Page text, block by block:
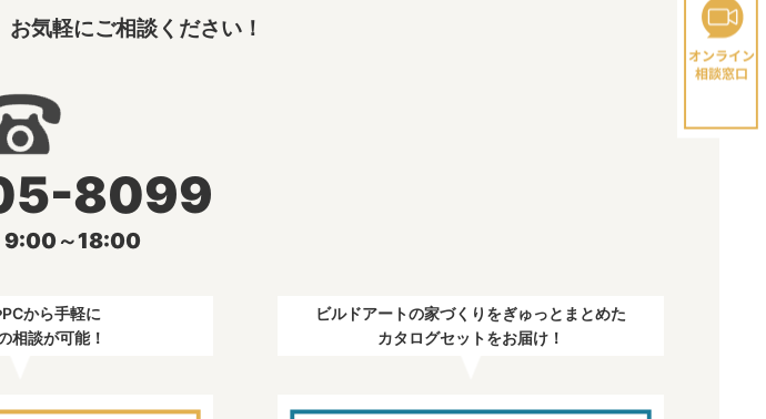
気軽にご相談ください！
8099
9:00～18:00
から手軽に
相談が可能！
ビルドアートの家づくりをぎゅっとまとめた
カタログセットをお届け！